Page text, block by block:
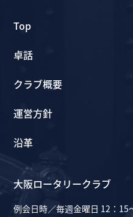
Top
卓話
クラブ概要
運営方針
沿革
大阪ロータリークラブ
例会日時／毎週金曜日 12：15